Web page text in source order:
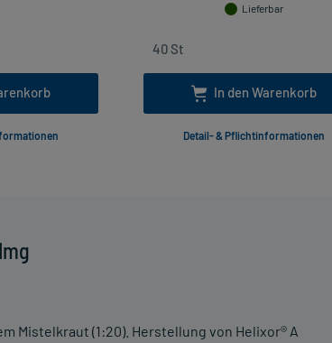
Mistelkraut (1:20). Herstellung von Helixor® A
Lieferbar
In den Warenkorb
Detail- & Pflichtinformationen